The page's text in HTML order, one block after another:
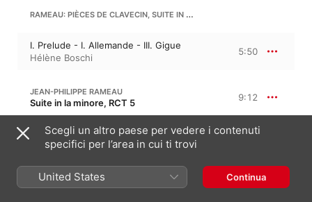
RAMEAU: PIÈCES DE CLAVECIN, SUITE IN A-FLAT MINOR
I. Prelude - I. Allemande - III. Gigue
Hélène Boschi
5:50
JEAN-PHILIPPE RAMEAU
Suite in la minore, RCT 5 9:12
III. Sarabande - IV. Les trois mains
Hélène Boschi
5:35
V. Fanfarinette - VI. La triomphante
Hélène Boschi
3:36
Scegli un altro paese per vedere i contenuti
specifici per l’area in cui ti trovi
United States Continua